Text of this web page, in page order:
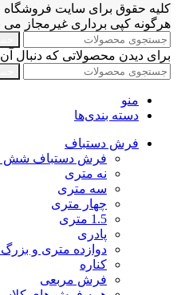
کلیه حقوق برای سایت فروشگاه
هرگونه کپی برداری غیرمجاز می
برای دیدن محصولاتی که دنبال
منو
دسته بندی‌ها
فرش دستباف
فرش دستباف شش
نه متری
سه متری
چهار متری
1.5 متری
پادری
دوازده متری و بزرگ
کناره
فرش مربعی